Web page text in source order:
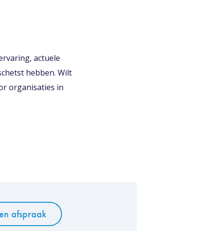
actuele
hebben. Wilt
organisaties in
afspraak